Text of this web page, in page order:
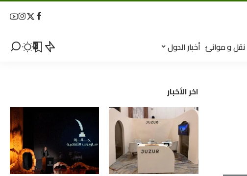
نقل و موانئ أخبار الدول 0
اخر الأخبار